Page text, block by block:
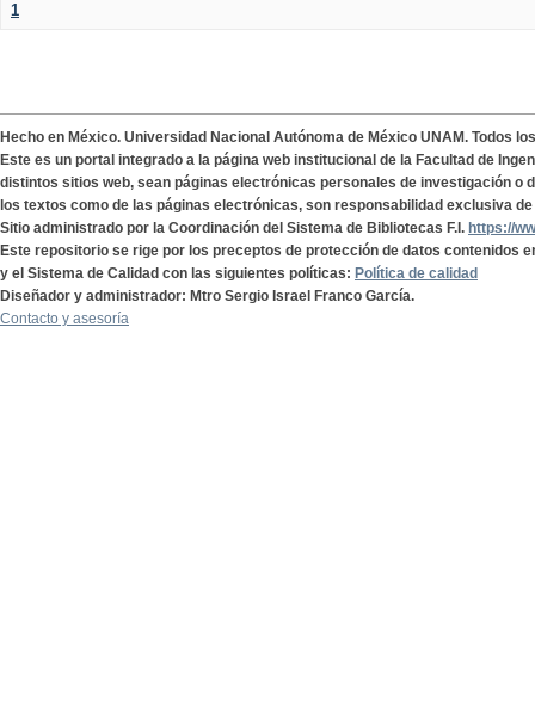
1
Hecho en México. Universidad Nacional Autónoma de México UNAM. Todos
Este es un portal integrado a la página web institucional de la Facultad de
distintos sitios web, sean páginas electrónicas personales de investigación o
los textos como de las páginas electrónicas, son responsabilidad exclusiva
Sitio administrado por la Coordinación del Sistema de Bibliotecas F.I. https://
Este repositorio se rige por los preceptos de protección de datos contenidos
y el Sistema de Calidad con las siguientes políticas: Política de calidad
Diseñador y administrador: Mtro Sergio Israel Franco García.
Contacto y asesoría